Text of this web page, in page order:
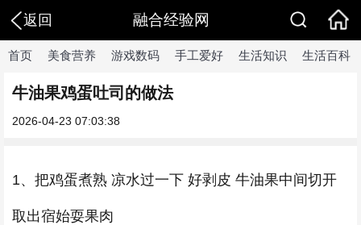
返回 融合经验网
首页 美食营养 游戏数码 手工爱好 生活知识 生活百科
牛油果鸡蛋吐司的做法
2026-04-23 07:03:38
1、把鸡蛋煮熟 凉水过一下 好剥皮 牛油果中间切开
取出宿始耍果肉